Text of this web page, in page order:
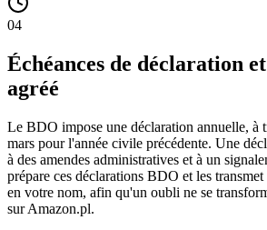
04
Échéances de déclaration
agréé
Le BDO impose une déclaration annuelle, à
mars pour l'année civile précédente. Une
à des amendes administratives et à un
prépare ces déclarations BDO et les
en votre nom, afin qu'un oubli ne se
sur Amazon.pl.